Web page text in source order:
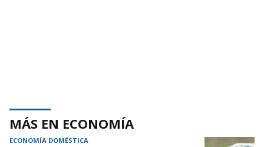
MÁS EN ECONOMÍA
ECONOMÍA DOMÉSTICA